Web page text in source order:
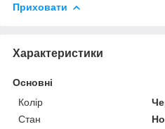
Приховати
Характеристики
Основні
Колір
Стан